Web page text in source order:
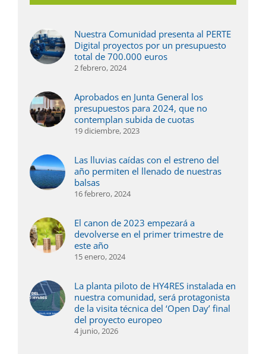
Nuestra Comunidad presenta al PERTE
Digital proyectos por un presupuesto
total de 700.000 euros
2 febrero, 2024
Aprobados en Junta General los
presupuestos para 2024, que no
contemplan subida de cuotas
19 diciembre, 2023
Las lluvias caídas con el estreno del
año permiten el llenado de nuestras
balsas
16 febrero, 2024
El canon de 2023 empezará a
devolverse en el primer trimestre de
este año
15 enero, 2024
La planta piloto de HY4RES instalada en
nuestra comunidad, será protagonista
de la visita técnica del ‘Open Day’ final
del proyecto europeo
4 junio, 2026